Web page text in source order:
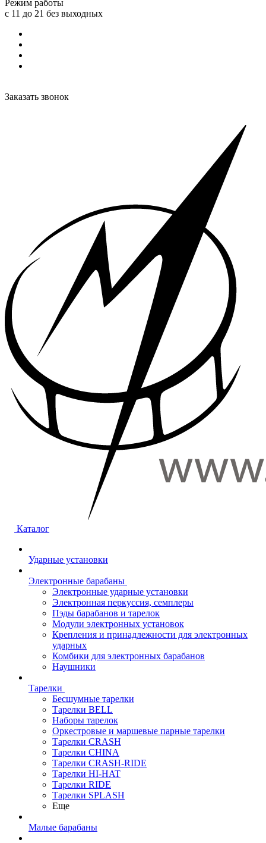
Режим работы
с 11 до 21 без выходных
Заказать звонок
Каталог
Ударные установки
Электронные барабаны
Электронные ударные установки
Электронная перкуссия, семплеры
Пэды барабанов и тарелок
Модули электронных установок
Крепления и принадлежности для электронных
ударных
Комбики для электронных барабанов
Наушники
Тарелки
Бесшумные тарелки
Тарелки BELL
Наборы тарелок
Оркестровые и маршевые парные тарелки
Тарелки CRASH
Тарелки CHINA
Тарелки CRASH-RIDE
Тарелки HI-HAT
Тарелки RIDE
Тарелки SPLASH
Еще
Малые барабаны